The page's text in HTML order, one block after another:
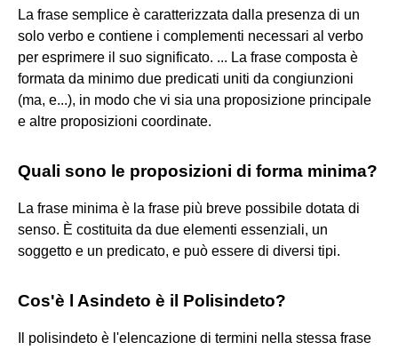
La frase semplice è caratterizzata dalla presenza di un
solo verbo e contiene i complementi necessari al verbo
per esprimere il suo significato. ... La frase composta è
formata da minimo due predicati uniti da congiunzioni
(ma, e...), in modo che vi sia una proposizione principale
e altre proposizioni coordinate.
Quali sono le proposizioni di forma minima?
La frase minima è la frase più breve possibile dotata di
senso. È costituita da due elementi essenziali, un
soggetto e un predicato, e può essere di diversi tipi.
Cos'è l Asindeto è il Polisindeto?
Il polisindeto è l'elencazione di termini nella stessa frase